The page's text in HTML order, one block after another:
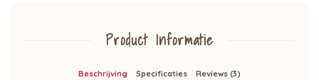
Product Informatie
Beschrijving Specificaties Reviews (3)